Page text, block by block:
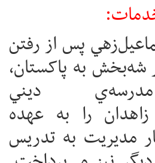
پس از رفتن
شه‌بخش به پاکستان،
ديني
را به عهده
مديريت به تدريس